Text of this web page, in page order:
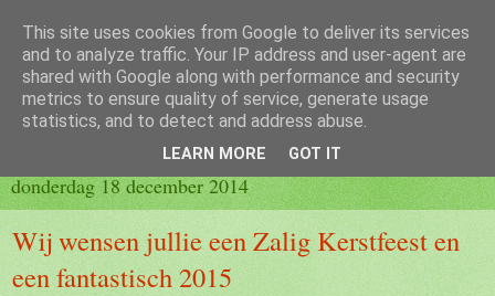
Blog 2de kleuter B
donderdag 18 december 2014
Wij wensen jullie een Zalig Kerstfeest en
een fantastisch 2015
This site uses cookies from Google to deliver its services
and to analyze traffic. Your IP address and user-agent are
shared with Google along with performance and security
metrics to ensure quality of service, generate usage
statistics, and to detect and address abuse.
LEARN MORE GOT IT